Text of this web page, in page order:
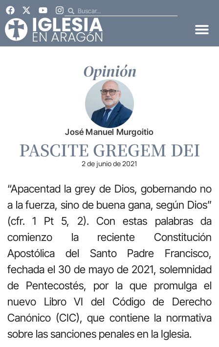
Opinión
José Manuel Murgoitio
PASCITE GREGEM DEI
2 de junio de 2021
“Apacentad la grey de Dios, gobernando no
a la fuerza, sino de buena gana, según Dios”
(cfr. 1 Pt 5, 2). Con estas palabras da
comienzo la reciente Constitución
Apostólica del Santo Padre Francisco,
fechada el 30 de mayo de 2021, solemnidad
de Pentecostés, por la que promulga el
nuevo Libro VI del Código de Derecho
Canónico (CIC), que contiene la normativa
sobre las sanciones penales en la Iglesia.